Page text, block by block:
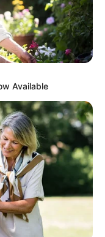
งท่านได้เดินทาง
สบายใจ ใครติด
รเงินยังคงหมุนไป
พ่อุปสรรค
Available